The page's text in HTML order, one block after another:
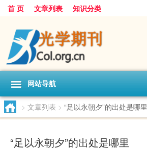
首 页 文章列表 知识分类
网站导航
> 文章列表 > “足以永朝夕”的出处是哪里
“足以永朝夕”的出处是哪里